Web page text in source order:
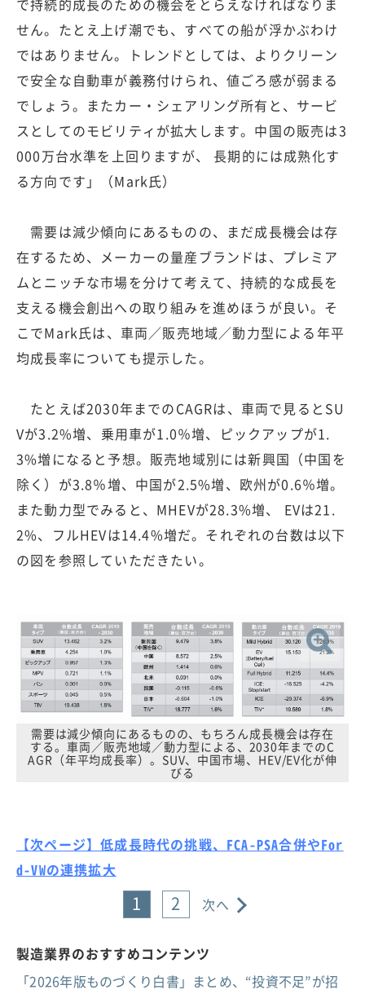
で持続的成長のための機会をとらえなければなりま
せん。たとえ上げ潮でも、すべての船が浮かぶわけ
ではありません。トレンドとしては、よりクリーン
で安全な自動車が義務付けられ、値ごろ感が弱まる
でしょう。またカー・シェアリング所有と、サービ
スとしてのモビリティが拡大します。中国の販売は3
000万台水準を上回りますが、 長期的には成熟化す
る方向です」（Mark氏）
需要は減少傾向にあるものの、まだ成長機会は存
在するため、メーカーの量産ブランドは、プレミア
ムとニッチな市場を分けて考えて、持続的な成長を
支える機会創出への取り組みを進めほうが良い。そ
こでMark氏は、車両／販売地域／動力型による年平
均成長率についても提示した。
たとえば2030年までのCAGRは、車両で見るとSU
Vが3.2%増、乗用車が1.0％増、ピックアップが1.
3%増になると予想。販売地域別には新興国（中国を
除く）が3.8％増、中国が2.5%増、欧州が0.6％増。
また動力型でみると、MHEVが28.3%増、 EVは21.
2%、フルHEVは14.4%増だ。それぞれの台数は以下
の図を参照していただきたい。
需要は減少傾向にあるものの、もちろん成長機会は存在
する。車両／販売地域／動力型による、2030年までのC
AGR（年平均成長率）。SUV、中国市場、HEV/EV化が伸
びる
【次ページ】低成長時代の挑戦、FCA-PSA合併やFor
d-VWの連携拡大
1 2 次へ
製造業界のおすすめコンテンツ
「2026年版ものづくり白書」まとめ、“投資不足”が招